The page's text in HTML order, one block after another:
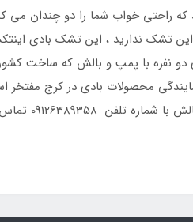
دو نفره با پمپ و بالش که ساخت
محصولات بادی در کرج
برای